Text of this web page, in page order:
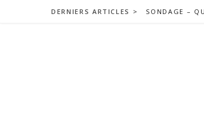
DERNIERS ARTICLES >